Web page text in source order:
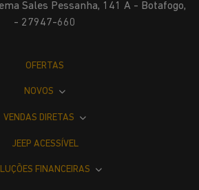
Sales Pessanha, 141 A - Botafogo,
- 27947-660
OFERTAS
NOVOS
VENDAS DIRETAS
JEEP ACESSÍVEL
FINANCEIRAS